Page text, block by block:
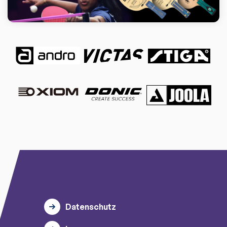
Datenschutz